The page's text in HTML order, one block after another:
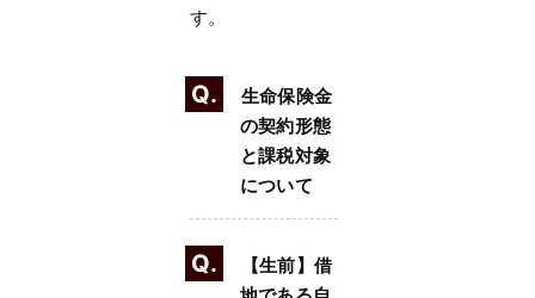
す。
Q.
生命保険金
の契約形態
と課税対象
について
Q.
【生前】借